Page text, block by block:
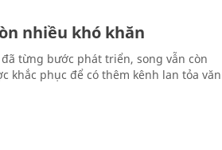
nhiều khó khăn
từng bước phát triển, song vẫn còn
khắc phục để có thêm kênh lan tỏa văn